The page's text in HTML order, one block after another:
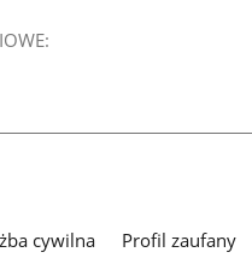
cywilna Profil zaufany